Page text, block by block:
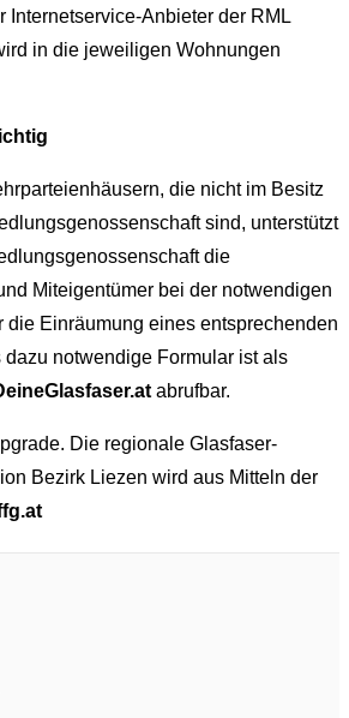
Internetservice-Anbieter der RML
in die jeweiligen Wohnungen
die nicht im Besitz
sind, unterstützt
die
Miteigentümer bei der notwendigen
die Einräumung eines entsprechenden
dazu notwendige Formular ist als
abrufbar.
Die regionale Glasfaser-
Bezirk Liezen wird aus Mitteln der